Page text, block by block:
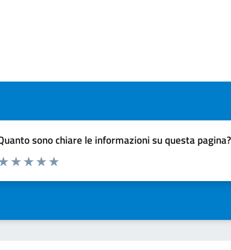
sono chiare le informazioni su questa pagina?
da 1 a 5 stelle la pagina